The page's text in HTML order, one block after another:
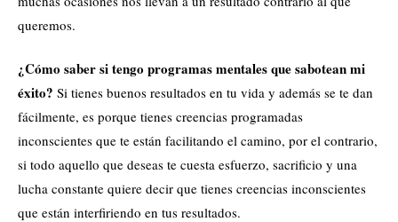
queremos.
¿Cómo saber si tengo programas mentales que sabotean mi
éxito? Si tienes buenos resultados en tu vida y además se te dan
fácilmente, es porque tienes creencias programadas
inconscientes que te están facilitando el camino, por el contrario,
si todo aquello que deseas te cuesta esfuerzo, sacrificio y una
lucha constante quiere decir que tienes creencias inconscientes
que están interfiriendo en tus resultados.